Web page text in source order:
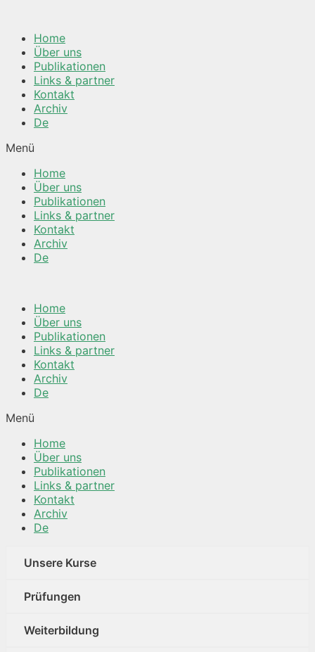
Inhalt Home
Über uns
Publikationen
Links & partner
Kontakt
Archiv
De
Menü
Home
Über uns
Publikationen
Links & partner
Kontakt
Archiv
De
Home
Über uns
Publikationen
Links & partner
Kontakt
Archiv
De
Menü
Home
Über uns
Publikationen
Links & partner
Kontakt
Archiv
De
Unsere Kurse
Prüfungen
Weiterbildung